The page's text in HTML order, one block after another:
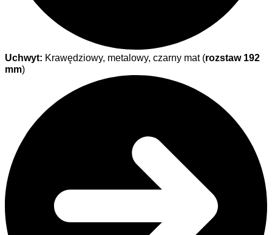
Uchwyt: Krawędziowy, metalowy, czarny mat (rozstaw 192
mm)